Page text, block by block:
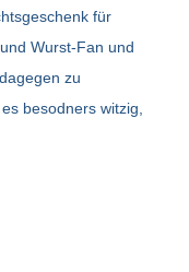
für
Wurst-Fan und
zu
besodners witzig,